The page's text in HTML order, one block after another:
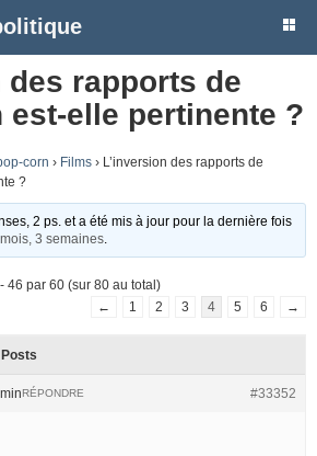
des rapports de
est-elle pertinente ?
corn › Films › L’inversion des rapports de
?
2 ps. et a été mis à jour pour la dernière fois
3 semaines
46 par 60 (sur 80 au total)
←
1 2 3 4 5 6 →
Posts
#33352
RÉPONDRE